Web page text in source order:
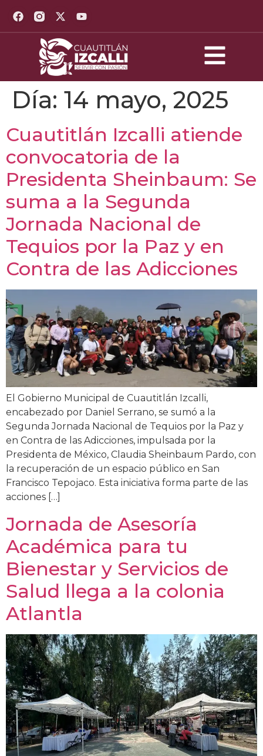
Día: 14 mayo, 2025
Cuautitlán Izcalli atiende
convocatoria de la
Presidenta Sheinbaum: Se
suma a la Segunda
Jornada Nacional de
Tequios por la Paz y en
Contra de las Adicciones
El Gobierno Municipal de Cuautitlán Izcalli,
encabezado por Daniel Serrano, se sumó a la
Segunda Jornada Nacional de Tequios por la Paz y
en Contra de las Adicciones, impulsada por la
Presidenta de México, Claudia Sheinbaum Pardo, con
la recuperación de un espacio público en San
Francisco Tepojaco. Esta iniciativa forma parte de las
acciones […]
Jornada de Asesoría
Académica para tu
Bienestar y Servicios de
Salud llega a la colonia
Atlantla